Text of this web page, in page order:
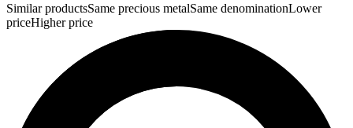
Similar productsSame precious metalSame denominationLower
priceHigher price